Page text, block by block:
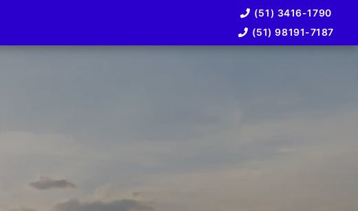
(51) 3416-1790
(51) 98191-7187